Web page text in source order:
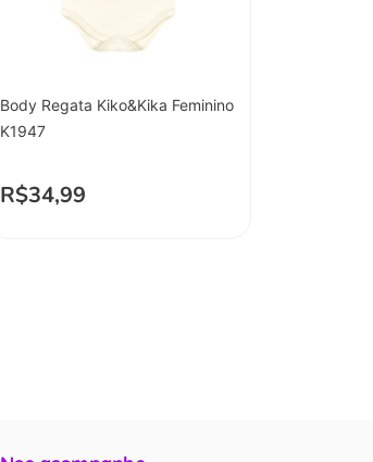
Body Regata Kiko&Kika Feminino
K1947
R$34,99